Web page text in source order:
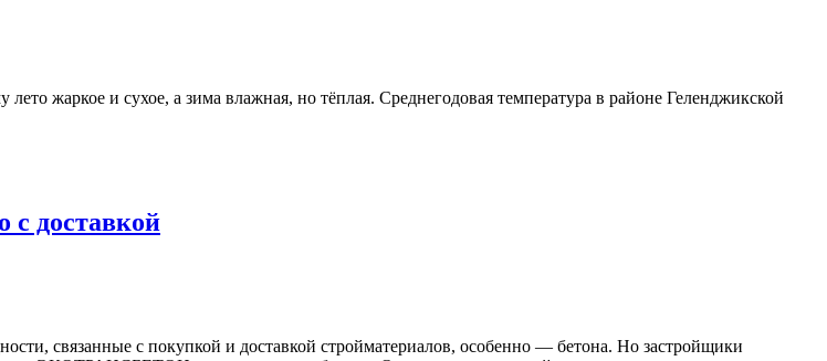
жаркое и сухое, а зима влажная, но тёплая. Среднегодовая температура в районе Геленджикской
доставкой
связанные с покупкой и доставкой стройматериалов, особенно — бетона. Но застройщики